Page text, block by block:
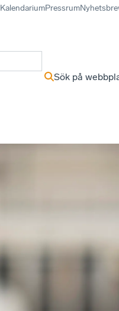
KalendariumPressrum
Sök på